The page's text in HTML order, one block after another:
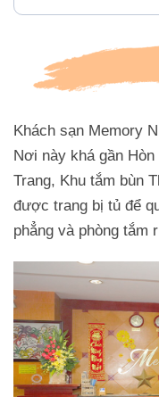
Khách sạn Memory
Nơi này khá gần
Trang, Khu tắm bùn
được trang bị tủ để
phẳng và phòng tắm